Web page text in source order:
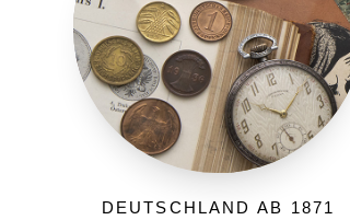
Deutschland ab 1871